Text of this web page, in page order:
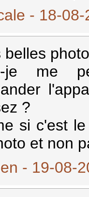
- 18-
belles
je me
?
si c'est
et non
- 19-08-